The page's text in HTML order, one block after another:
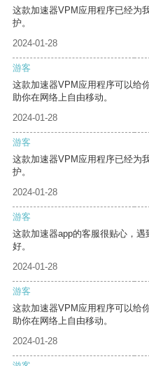
这款加速器VPM应用程序已经为
护。
2024-01-28
游客
这款加速器VPM应用程序可以给
助你在网络上自由移动。
2024-01-28
游客
这款加速器VPM应用程序已经为
护。
2024-01-28
游客
这款加速器app的客服很贴心，
好。
2024-01-28
游客
这款加速器VPM应用程序可以给
助你在网络上自由移动。
2024-01-28